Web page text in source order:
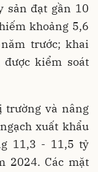
sản đạt gần 10
khoảng 5,6
trước; khai
kiểm soát
trường và nâng
xuất khẩu
11,3 - 11,5 tỷ
2024. Các mặt